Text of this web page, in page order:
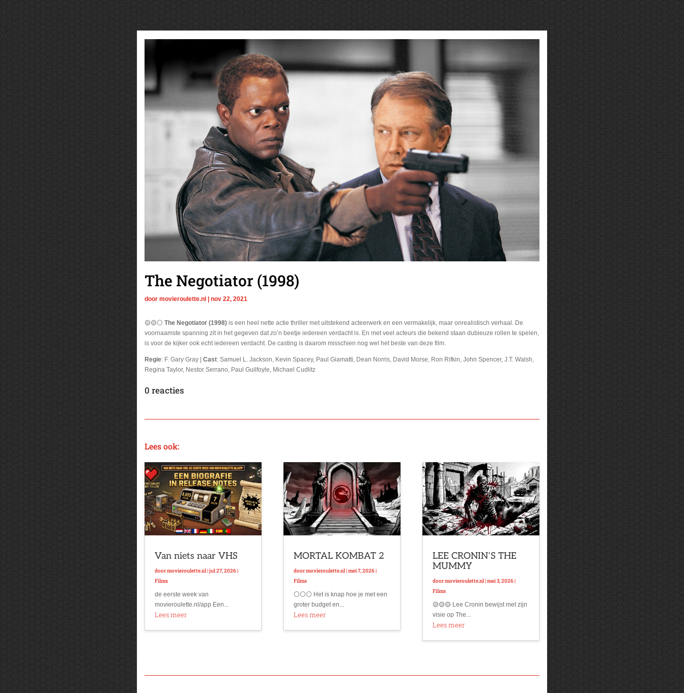
The Negotiator (1998)
door movieroulette.nl nov 22, 2021
🟡🟡⚪ The Negotiator (1998)is een heel nette actie thriller met uitstekend acteerwerk en een vermakelijk, maar onrealistisch verhaal. De
voornaamste spanning zit in het gegeven dat zo’n beetje iedereen verdacht is. En met veel acteurs die bekend staan dubieuze rollen te spelen,
is voor de kijker ook echt iedereen verdacht. De casting is daarom misschien nog wel het beste van deze film.
Regie: F. Gary Gray | Cast: Samuel L. Jackson, Kevin Spacey, Paul Giamatti, Dean Norris, David Morse, Ron Rifkin, John Spencer, J.T. Walsh,
Regina Taylor, Nestor Serrano, Paul Guilfoyle, Michael Cudlitz
0 reacties
Lees ook:
Van niets naar VHS
doormovieroulette.nl|jul 27, 2026|
Films
de eerste week van
movieroulette.nl/app Een...
Lees meer
MORTAL KOMBAT 2
doormovieroulette.nl|mei 7, 2026|
Films
⚪⚪⚪ Het is knap hoe je met een
groter budget en...
Lees meer
LEE CRONIN’S THE
MUMMY
doormovieroulette.nl|mei 3, 2026|
Films
🟡🟡🟡 Lee Cronin bewijst met zijn
visie op The...
Lees meer